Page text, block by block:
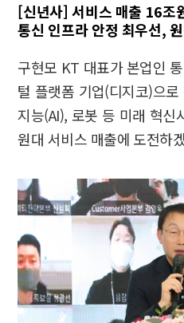
[신년사] 서비스 매출 16조
통신 인프라 안정 최우선,
구현모 KT 대표가 본업인
털 플랫폼 기업(디지코)으
지능(AI), 로봇 등 미래 혁
원대 서비스 매출에 도전하